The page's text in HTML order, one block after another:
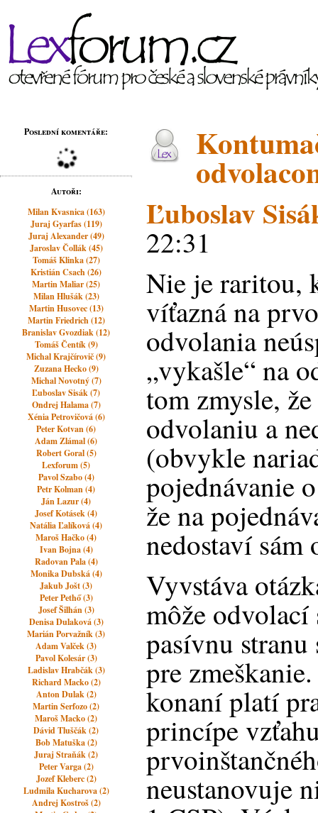
Poslední komentáře:
Autoři:
Milan Kvasnica (163)
Juraj Gyarfas (119)
Juraj Alexander (49)
Jaroslav Čollák (45)
Tomáš Klinka (27)
Kristián Csach (26)
Martin Maliar (25)
Milan Hlušák (23)
Martin Husovec (13)
Martin Friedrich (12)
Branislav Gvozdiak (12)
Tomáš Čentík (9)
Michal Krajčírovič (9)
Zuzana Hecko (9)
Michal Novotný (7)
Ľuboslav Sisák (7)
Ondrej Halama (7)
Xénia Petrovičová (6)
Peter Kotvan (6)
Adam Zlámal (6)
Robert Goral (5)
Lexforum (5)
Pavol Szabo (4)
Petr Kolman (4)
Ján Lazur (4)
Josef Kotásek (4)
Natália Ľalíková (4)
Maroš Hačko (4)
Ivan Bojna (4)
Radovan Pala (4)
Monika Dubská (4)
Jakub Jošt (3)
Peter Pethő (3)
Josef Šilhán (3)
Denisa Dulaková (3)
Marián Porvažník (3)
Adam Valček (3)
Pavol Kolesár (3)
Ladislav Hrabčák (3)
Richard Macko (2)
Anton Dulak (2)
Martin Serfozo (2)
Maroš Macko (2)
Dávid Tluščák (2)
Bob Matuška (2)
Juraj Straňák (2)
Peter Varga (2)
Jozef Kleberc (2)
Ludmila Kucharova (2)
Andrej Kostroš (2)
Ľuboslav
22:31
Nie je raritou,
víťazná na
odvolania
„vykašle“ na
tom zmysle,
odvolaniu a
(obvykle
pojednávanie
že na
nedostaví sám
Vyvstáva
môže
pasívnu
pre
konaní platí
princípe
neustanovuje